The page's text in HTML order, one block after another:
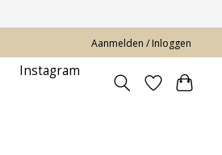
Aanmelden / Inloggen
Instagram